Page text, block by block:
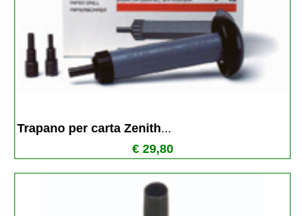
Trapano per carta Zenith...
€ 29,80